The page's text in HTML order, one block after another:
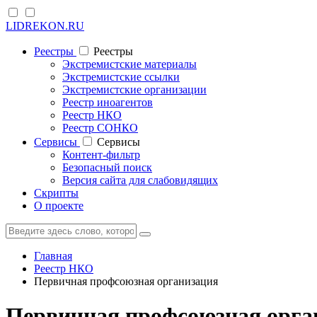
LIDREKON.RU
Реестры
Реестры
Экстремистские материалы
Экстремистские ссылки
Экстремистские организации
Реестр иноагентов
Реестр НКО
Реестр СОНКО
Cервисы
Cервисы
Контент-фильтр
Безопасный поиск
Версия сайта для слабовидящих
Скрипты
О проекте
Главная
Реестр НКО
Первичная профсоюзная организация